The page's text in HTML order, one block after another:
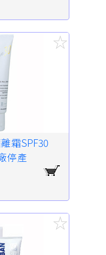
霜SPF30
停產